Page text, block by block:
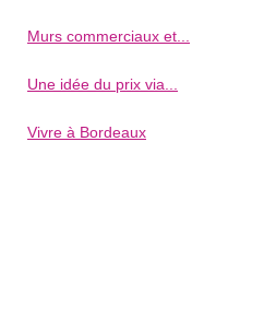
Murs commerciaux et...
Une idée du prix via...
Vivre à Bordeaux